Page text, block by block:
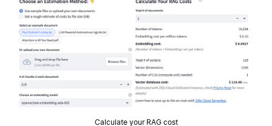
Calculate your RAG cost